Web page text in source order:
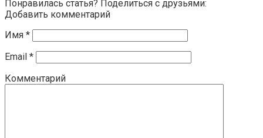
Понравилась статья? Поделиться с друзьями:
Добавить комментарий
Имя *
Email *
Комментарий